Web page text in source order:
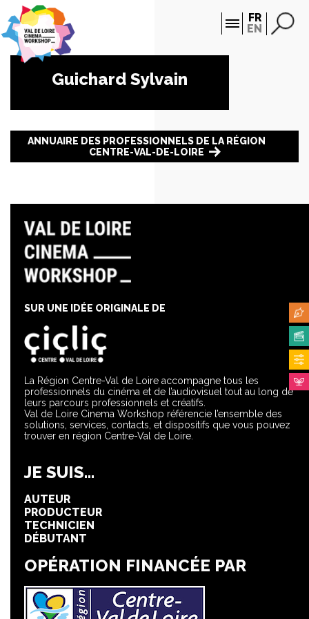
FR
EN
Guichard Sylvain
ANNUAIRE DES PROFESSIONNELS DE LA RÉGION
CENTRE-VAL-DE-LOIRE
La Région Centre-Val de Loire accompagne tous les
professionnels du cinéma et de l’audiovisuel tout au long de
leurs parcours professionnels et créatifs.
Val de Loire Cinema Workshop référencie l’ensemble des
solutions, services, contacts, et dispositifs que vous pouvez
trouver en région Centre-Val de Loire.
SUR UNE IDÉE ORIGINALE DE
JE SUIS...
AUTEUR
PRODUCTEUR
TECHNICIEN
DÉBUTANT
OPÉRATION FINANCÉE PAR
Panneau de gestion des cookies